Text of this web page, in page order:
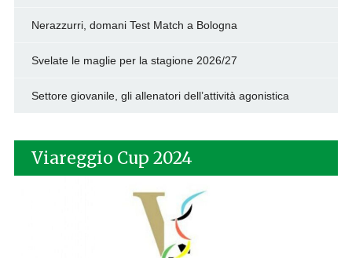
Nerazzurri, domani Test Match a Bologna
Svelate le maglie per la stagione 2026/27
Settore giovanile, gli allenatori dell’attività agonistica
Viareggio Cup 2024